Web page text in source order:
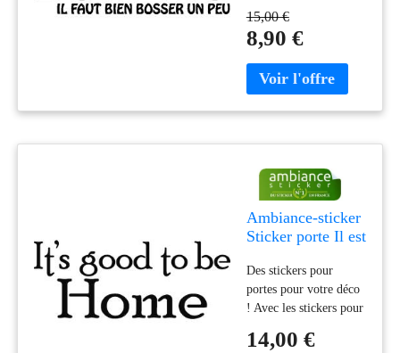
portes repérenstant un
Sticker porte citation
Bureau il faut bien...,
vous pourrez enfin
décorer l'intérieur de
plus d'humour chez
vous en choisissan
15,00 €
8,90 €
Ambiance-sticker
Sticker porte Il est
maison
Des stickers pour
portes pour votre déco
! Avec les stickers pour
pour portes Il est bon
14,00 €